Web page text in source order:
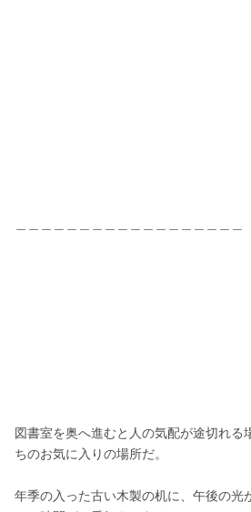
図書室を奥へ進むと人の気配が途切れる
ちのお気に入りの場所だ。
年季の入った古い木製の机に、午後の光